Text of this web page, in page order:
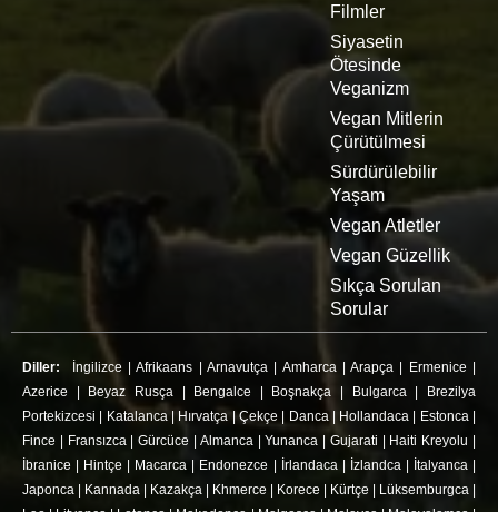
Filmler
Siyasetin
Ötesinde
Veganizm
Vegan Mitlerin
Çürütülmesi
Sürdürülebilir
Yaşam
Vegan Atletler
Vegan Güzellik
Sıkça Sorulan
Sorular
Diller: İngilizce|Afrikaans Arnavutça| Amharca|Arapça Ermenice
Azerice
Beyaz Rusça| Bengalce Boşnakça Bulgarca|
Brezilya
Portekizcesi
Katalanca| Hırvatça Çekçe Danca| Hollandaca Estonca|
Fince
Fransızca|Gürcüce Almanca|Yunanca Gujarati Haiti Kreyolu
İbranice
Hintçe Macarca Endonezce İrlandaca| İzlandca| İtalyanca|
Japonca
Kannada Kazakça Khmerce Korece Kürtçe Lüksemburgca